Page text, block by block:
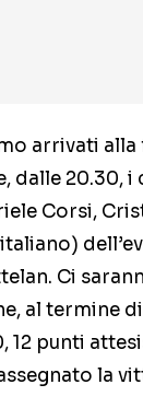
arrivati alla
dalle 20.30,
Corsi,
Ci
al termine
12 punti
la